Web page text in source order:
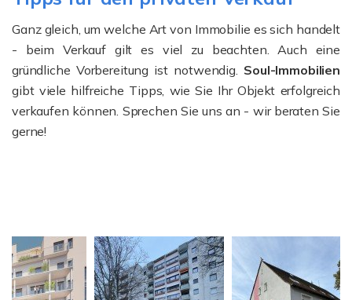
Ganz gleich, um welche Art von Immobilie es sich handelt
- beim Verkauf gilt es viel zu beachten. Auch eine
gründliche Vorbereitung ist notwendig. Soul-Immobilien
gibt viele hilfreiche Tipps, wie Sie Ihr Objekt erfolgreich
verkaufen können. Sprechen Sie uns an - wir beraten Sie
gerne!